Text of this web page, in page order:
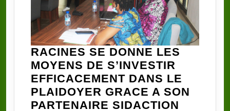
RACINES SE DONNE LES
MOYENS DE S’INVESTIR
EFFICACEMENT DANS LE
PLAIDOYER GRACE A SON
PARTENAIRE SIDACTION